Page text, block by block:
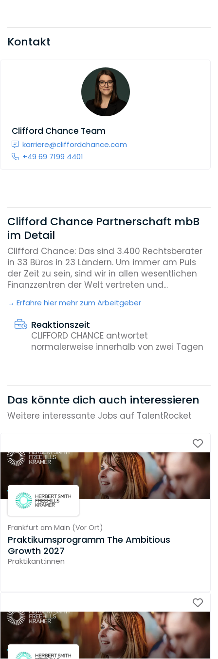
Kontakt
Clifford Chance Team
karriere@cliffordchance.com
+49 69 7199 4401
Clifford Chance Partnerschaft mbB
im Detail
Clifford Chance: Das sind 3.400 Rechtsberater
in 33 Büros in 23 Ländern. Um immer am Puls
der Zeit zu sein, sind wir in allen wesentlichen
Finanzzentren der Welt vertreten und...
Erfahre hier mehr zum Arbeitgeber
Reaktionszeit
CLIFFORD CHANCE antwortet
normalerweise innerhalb von zwei Tagen
Das könnte dich auch interessieren
Weitere interessante Jobs auf TalentRocket
Frankfurt am Main (Vor Ort)
Praktikumsprogramm The Ambitious
Growth 2027
Praktikant:innen